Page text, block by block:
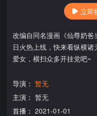
立即
改编自同名漫画《仙尊奶
日火热上线，快来看纵横
爱女，横扫众多开挂党吧~
导演： 暂无
主演： 暂无
首播： 2021-01-01